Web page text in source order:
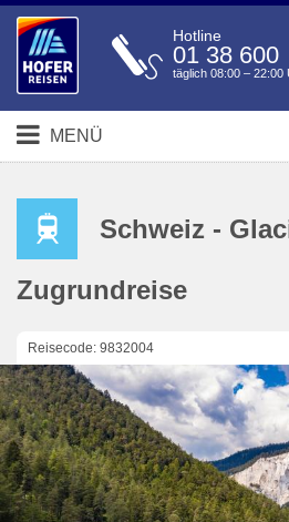
Hotline
01 38 600
täglich 08:00 – 22:00
MENÜ
Schweiz -
Zugrundreise
Reisecode: 9832004